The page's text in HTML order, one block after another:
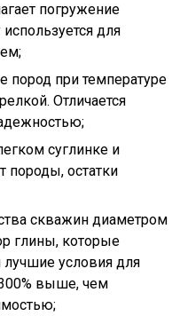
погружение
для
пород при температуре
Отличается
суглинке и
породы, остатки
скважин диаметром
глины, которые
условия для
выше, чем